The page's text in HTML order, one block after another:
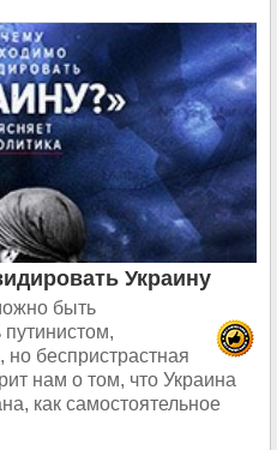
Украину
быть
беспристрастная
нам о том, что Украина
как самостоятельное